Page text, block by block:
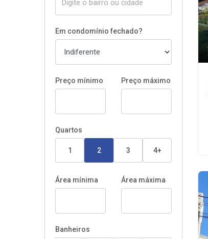
Em condomínio fechado?
Preço mínimo Preço máximo
Quartos
1 2 3 4+
Área mínima Área máxima
Banheiros